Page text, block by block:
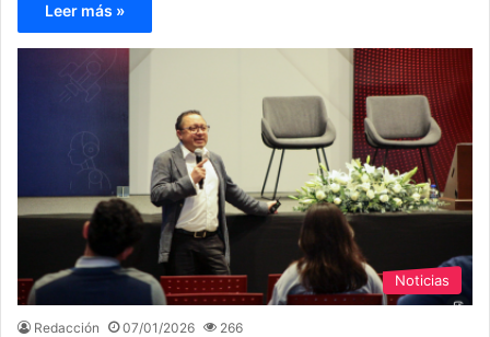
Leer más »
Noticias
Redacción 07/01/2026 266